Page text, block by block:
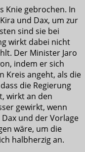
Knie gebrochen. In
und Dax, um zur
sind sie bei
wirkt dabei nicht
Der Minister Jaro
indem er sich
Kreis angeht, als die
die Regierung
wirkt an den
gewirkt, wenn
und der Vorlage
wäre, um die
halbherzig an.